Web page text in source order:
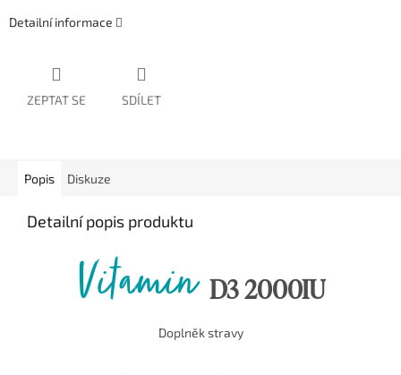
Detailní informace
ZEPTAT SE SDÍLET
Popis Diskuze
Detailní popis produktu
Vitamin D3 2000IU
Doplněk stravy